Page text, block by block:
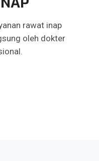
rawat inap
oleh dokter